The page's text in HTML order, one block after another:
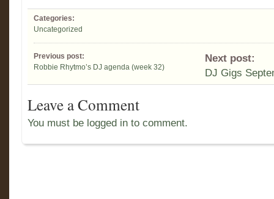
Categories:
Uncategorized
Previous post:
Robbie Rhytmo’s DJ agenda (week 32)
Next post:
DJ Gigs
Leave a Comment
You must be logged in to comment.